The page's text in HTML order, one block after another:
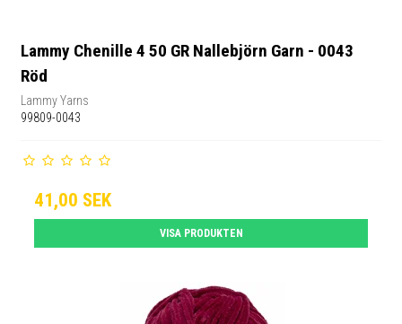
Lammy Chenille 4 50 GR Nallebjörn Garn - 0043
Röd
Lammy Yarns
99809-0043
41,00 SEK
VISA PRODUKTEN